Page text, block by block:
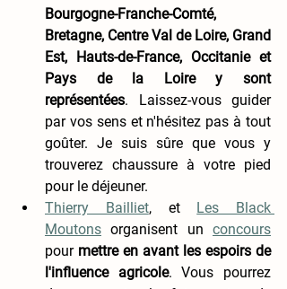
Bourgogne-Franche-Comté,
Bretagne, Centre Val de Loire, Grand
Est, Hauts-de-France, Occitanie et
Pays de la Loire y sont
représentées. Laissez-vous guider
par vos sens et n'hésitez pas à tout
goûter. Je suis sûre que vous y
trouverez chaussure à votre pied
pour le déjeuner.
Thierry Bailliet, et Les Black
Moutons organisent un concours
pour mettre en avant les espoirs de
l'influence agricole. Vous pourrez